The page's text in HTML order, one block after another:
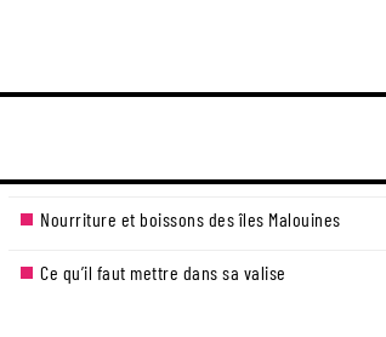
Nourriture et boissons des îles Malouines
Ce qu’il faut mettre dans sa valise